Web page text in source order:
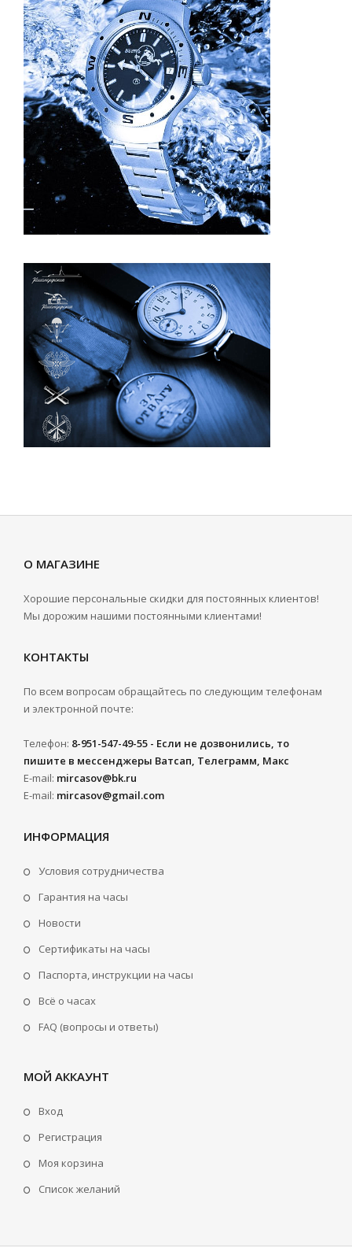
О МАГАЗИНЕ
Хорошие персональные скидки для постоянных клиентов!
Мы дорожим нашими постоянными клиентами!
КОНТАКТЫ
По всем вопросам обращайтесь по следующим телефонам
и электронной почте:
Телефон: 8-951-547-49-55 - Если не дозвонились, то
пишите в мессенджеры Ватсап, Телеграмм, Макс
E-mail: mircasov@bk.ru
E-mail: mircasov@gmail.com
ИНФОРМАЦИЯ
Условия сотрудничества
Гарантия на часы
Новости
Сертификаты на часы
Паспорта, инструкции на часы
Всё о часах
FAQ (вопросы и ответы)
МОЙ АККАУНТ
Вход
Регистрация
Моя корзина
Cписок желаний